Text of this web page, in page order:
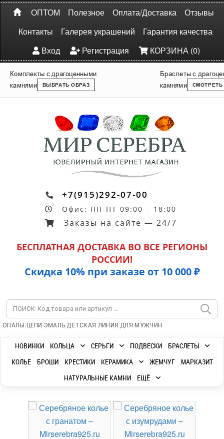
ОПТОМ Полезное Оплата/Доставка
Отзывы
Контакты
Галерея украшений
Гарантия качества
Вход
Регистрация КОРЗИНА (0)
Комплекты с драгоценными
камнями
ВЫБРАТЬ ОБРАЗ
Браслеты с
камнями
СМОТРЕТЬ
+7(915)292-07-00
Офис: ПН-ПТ 09:00 – 18:00
Заказы на сайте — 24/7
БЕСПЛАТНАЯ ДОСТАВКА ВО ВСЕ РЕГИОНЫ
РОССИИ!
Скидка 10% при заказе от 10 000 ₽
ОПАЛЫ | ЦЕПИ |ЭМАЛЬ|ДЕТСКАЯ ЛИНИЯ |ДЛЯ МУЖЧИН
НОВИНКИ КОЛЬЦА СЕРЬГИ ПОДВЕСКИ
БРАСЛЕТЫ
КОЛЬЕ
БРОШИ КРЕСТИКИ КЕРАМИКА ЖЕМЧУГ
МАРКАЗИТ
НАТУРАЛЬНЫЕ КАМНИ
ЕЩЁ